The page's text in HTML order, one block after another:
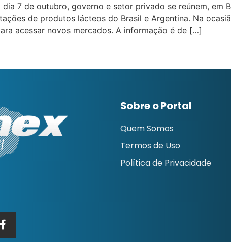
dia 7 de outubro, governo e setor privado se reúnem, em
de produtos lácteos do Brasil e Argentina. Na
acessar novos mercados. A informação é de […]
Sobre o Portal
Quem Somos
Termos de Uso
Política de Privacidade